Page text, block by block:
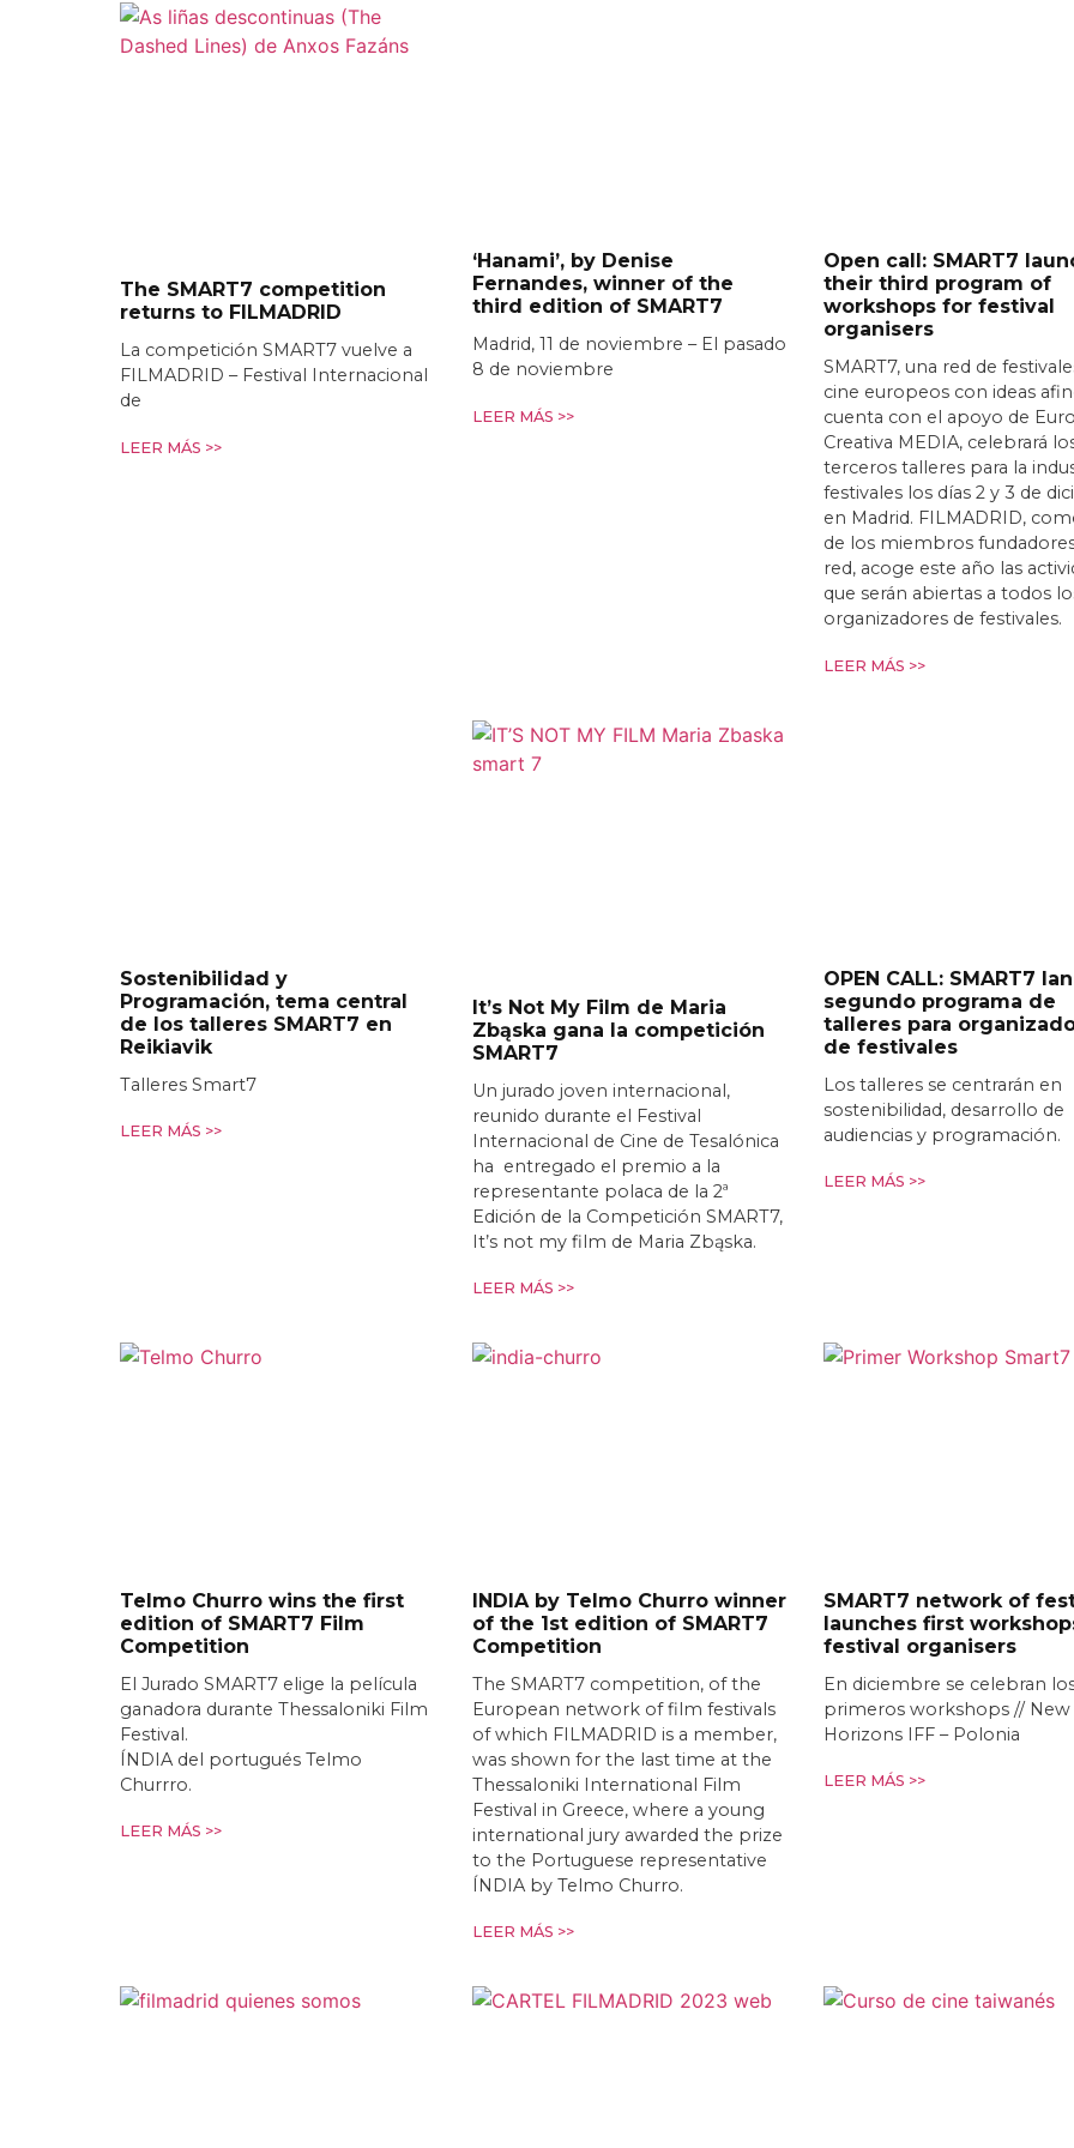
The SMART7 competition
returns to FILMADRID
La competición SMART7 vuelve a
FILMADRID – Festival Internacional
de
LEER MÁS >>
‘Hanami’, by Denise
Fernandes, winner of the
third edition of SMART7
Madrid, 11 de noviembre – El pasado
8 de noviembre
LEER MÁS >>
Open call: SMART7
their third program of
workshops for festival
organisers
SMART7, una red de
cine europeos con ideas
cuenta con el apoyo de
Creativa MEDIA, celebrará
terceros talleres para la
festivales los días 2 y 3 de
en Madrid. FILMADRID,
de los miembros
red, acoge este año las
que serán abiertas a todos
organizadores de festivales.
LEER MÁS >>
Sostenibilidad y
Programación, tema central
de los talleres SMART7 en
Reikiavik
Talleres Smart7
LEER MÁS >>
It’s Not My Film de Maria
Zbąska gana la competición
SMART7
Un jurado joven internacional,
reunido durante el Festival
Internacional de Cine de Tesalónica
ha entregado el premio a la
representante polaca de la 2ª
Edición de la Competición SMART7,
It’s not my film de Maria Zbąska.
LEER MÁS >>
OPEN CALL: SMART7
segundo programa de
talleres para
de festivales
Los talleres se centrarán en
sostenibilidad, desarrollo de
audiencias y programación.
LEER MÁS >>
Telmo Churro wins the first
edition of SMART7 Film
Competition
El Jurado SMART7 elige la película
ganadora durante Thessaloniki Film
Festival.
ÍNDIA del portugués Telmo
Churrro.
LEER MÁS >>
INDIA by Telmo Churro winner
of the 1st edition of SMART7
Competition
The SMART7 competition, of the
European network of film festivals
of which FILMADRID is a member,
was shown for the last time at the
Thessaloniki International Film
Festival in Greece, where a young
international jury awarded the prize
to the Portuguese representative
ÍNDIA by Telmo Churro.
LEER MÁS >>
SMART7 network of
launches first
festival organisers
En diciembre se celebran
primeros workshops // New
Horizons IFF – Polonia
LEER MÁS >>